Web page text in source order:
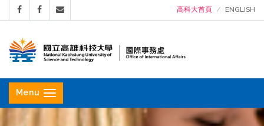
高科大首頁 ENGLISH
立
高
Menu